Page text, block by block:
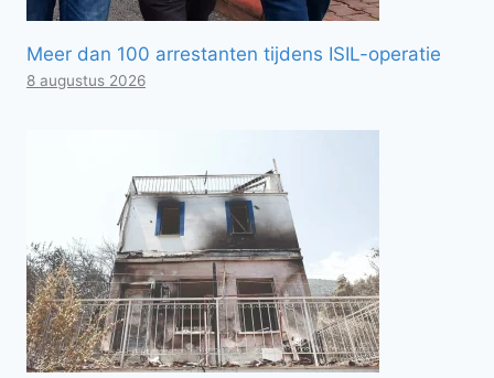
Meer dan 100 arrestanten tijdens ISIL-operatie
8 augustus 2026